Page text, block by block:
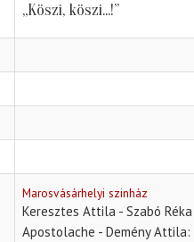
„Köszi, köszi...!”
Marosvásárhelyi szinház
Keresztes Attila - Szabó
Apostolache - Demény Attila